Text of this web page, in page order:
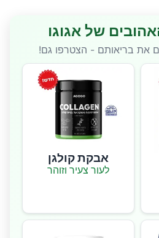
של אגוגו
את בריאותם - הצטרפו גם!
אבקת קולגן
לעור צעיר וזוהר